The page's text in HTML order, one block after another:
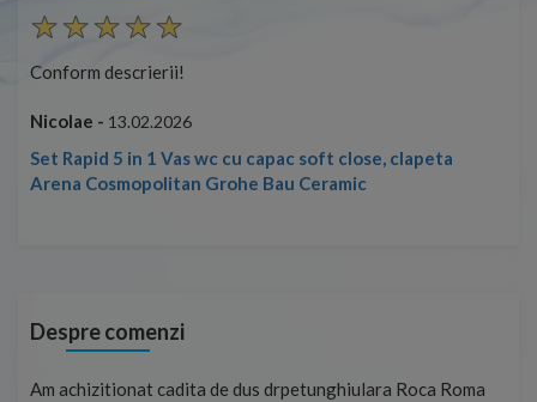
Conform descrierii!
Nicolae - 13.02.2026
Set Rapid 5 in 1 Vas wc cu capac soft close, clapeta
Arena Cosmopolitan Grohe Bau Ceramic
Despre comenzi
Am achizitionat cadita de dus drpetunghiulara Roca Roma